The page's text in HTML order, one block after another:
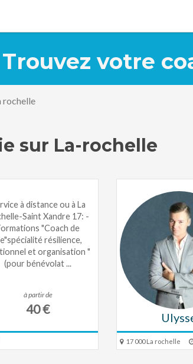
Trouvez votre
rochelle
sur La-rochelle
à distance ou à La
Saint Xandre 17: -
"Coach de
résilience,
et organisation "
(pour bénévolat ...
à partir de
40 €
17 000 La rochelle